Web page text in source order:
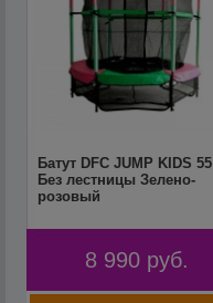
Батут DFC JUMP KIDS 55
Без лестницы Зелено-
розовый
8 990 руб.